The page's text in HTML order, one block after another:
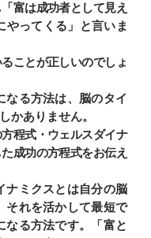
富は成功者として見え
やってくる」と言いま
ことが正しいのでしょ
る方法は、脳のタイ
かありません。
程式・ウェルスダイナ
成功の方程式をお伝え
ミクスとは自分の脳
それを活かして最短で
なる方法です。「富と